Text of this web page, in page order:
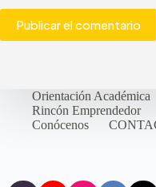
Publicar el comentario
Orientación Académica
Rincón Emprendedor
Conócenos